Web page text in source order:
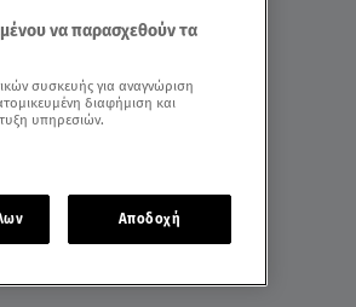
να παρασχεθούν τα
συσκευής για αναγνώριση
διαφήμιση και
υπηρεσιών.
Αποδοχή